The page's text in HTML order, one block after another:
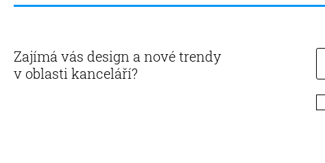
Zajímá vás design a nové trendy
v oblasti kanceláří?